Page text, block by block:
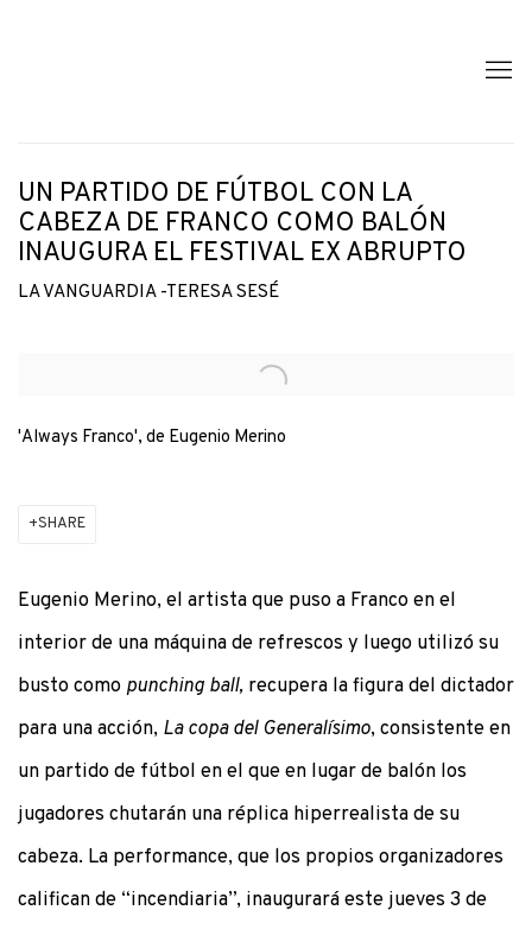
UN PARTIDO DE FÚTBOL CON LA
CABEZA DE FRANCO COMO BALÓN
INAUGURA EL FESTIVAL EX ABRUPTO
LA VANGUARDIA -TERESA SESÉ
Open a larger version of the following image in a popup:
'Always Franco', de Eugenio Merino
SHARE
Eugenio Merino, el artista que puso a Franco en el
interior de una máquina de refrescos y luego utilizó su
busto como punching ball, recupera la figura del dictador
para una acción, La copa del Generalísimo, consistente en
un partido de fútbol en el que en lugar de balón los
jugadores chutarán una réplica hiperrealista de su
cabeza. La performance, que los propios organizadores
califican de “incendiaria”, inaugurará este jueves 3 de